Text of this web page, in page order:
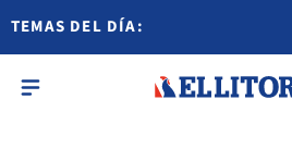
TEMAS DEL DÍA: